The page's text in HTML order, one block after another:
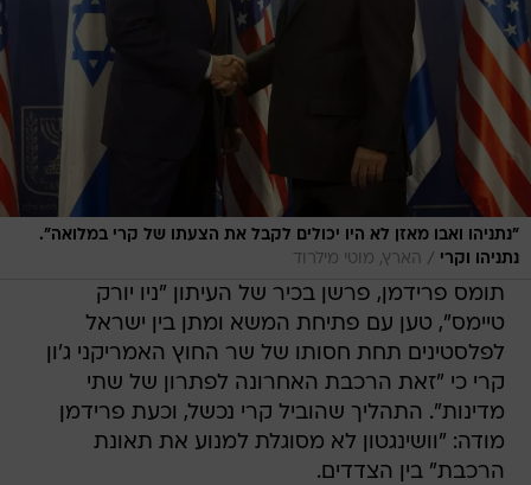
"נתניהו ואבו מאזן לא היו יכולים לקבל את הצעתו של קרי במלואה".
נתניהו וקרי / הארץ, מוטי מילרוד
תומס פרידמן, פרשן בכיר של העיתון "ניו יורק
טיימס", טען עם פתיחת המשא ומתן בין ישראל
לפלסטינים תחת חסותו של שר החוץ האמריקני ג'ון
קרי כי "זאת הרכבת האחרונה לפתרון של שתי
מדינות". התהליך שהוביל קרי נכשל, וכעת פרידמן
מודה: "וושינגטון לא מסוגלת למנוע את תאונת
הרכבת" בין הצדדים.